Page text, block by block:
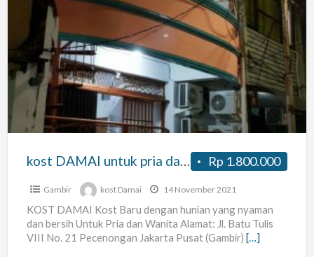
DAMAI
untuk
pria
wanita
Rp 1.800.000
kost DAMAI untuk pria dan wanita
Gambir kost Damai 14 November 2021
KOST DAMAI Kost Baru dengan hunian yang nyaman
dan bersih Untuk Pria dan Wanita Alamat: Jl. Batu Tulis
VIII No. 21 Pecenongan Jakarta Pusat (Gambir) […]